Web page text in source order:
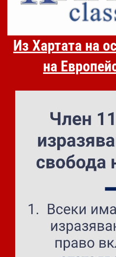
Из Хартата на
на